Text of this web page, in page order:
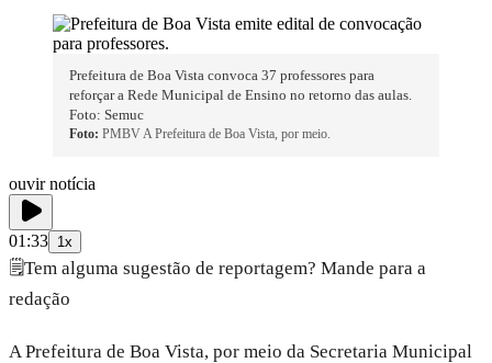
Prefeitura de Boa Vista convoca 37 professores para
reforçar a Rede Municipal de Ensino no retorno das aulas.
Foto: Semuc
Foto: PMBV A Prefeitura de Boa Vista, por meio.
ouvir notícia
01:33 1x
🗒️Tem alguma sugestão de reportagem? Mande para a
redação
A Prefeitura de Boa Vista, por meio da Secretaria Municipal